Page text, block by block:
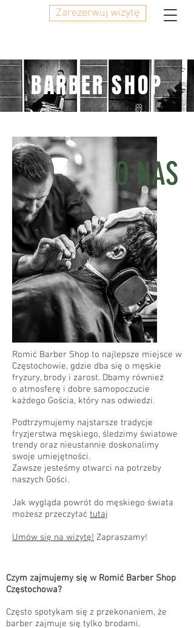
Zarezerwuj wizytę
BARBER SHOP
O NAS
Romić Barber Shop to najlepsze miejsce w
Częstochowie, gdzie dba się o męskie
fryzury, brody i zarost. Dbamy również
o atmosferę i dobre samopoczucie
każdego Gościa, który nas odwiedzi.
Podtrzymujemy najstarsze tradycje
fryzjerstwa męskiego, śledzimy światowe
trendy oraz nieustannie doskonalimy
swoje umiejętności.
Zawsze jesteśmy otwarci na potrzeby
naszych Gości.
Jak wygląda powrót do męskiego świata
możesz przeczytać tutaj
Umów się na wizytę! Zapraszamy!
Czym zajmujemy się w Romić Barber Shop
Częstochowa?
Często spotykam się z przekonaniem, że
barber zajmuje się tylko brodami.